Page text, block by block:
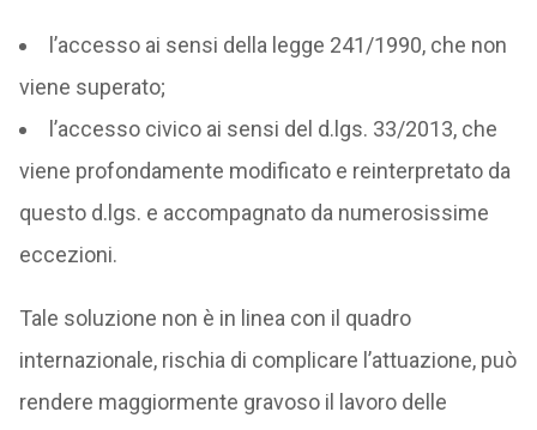
l’accesso ai sensi della legge 241/1990, che non
viene superato;
l’accesso civico ai sensi del d.lgs. 33/2013, che
viene profondamente modificato e reinterpretato da
questo d.lgs. e accompagnato da numerosissime
eccezioni.
Tale soluzione non è in linea con il quadro
internazionale, rischia di complicare l’attuazione, può
rendere maggiormente gravoso il lavoro delle